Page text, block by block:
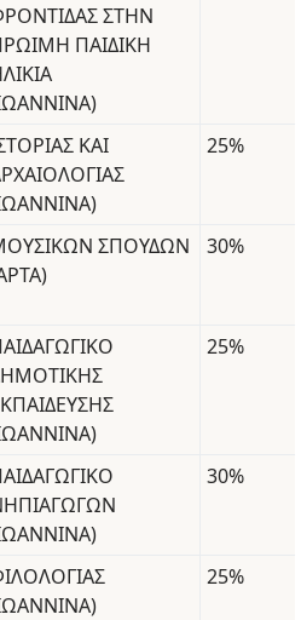
ΣΤΗΝ
ΠΑΙΔΙΚΗ
ΚΑΙ
25%
ΣΠΟΥΔΩΝ
30%
25%
30%
25%